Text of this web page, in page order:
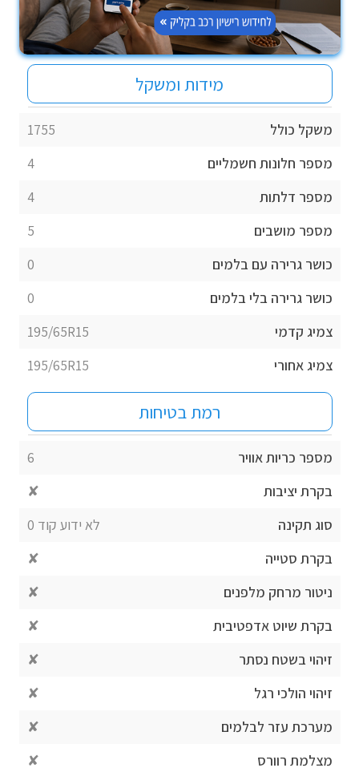
מידות ומשקל
משקל כולל
1755
מספר חלונות חשמליים
4
מספר דלתות
4
מספר מושבים
5
כושר גרירה עם בלמים
0
כושר גרירה בלי בלמים
0
צמיג קדמי
195/65R15
צמיג אחורי
195/65R15
רמת בטיחות
מספר כריות אוויר
6
בקרת יציבות
✘
סוג תקינה
לא ידוע קוד 0
בקרת סטייה
✘
ניטור מרחק מלפנים
✘
בקרת שיוט אדפטיבית
✘
זיהוי בשטח נסתר
✘
זיהוי הולכי רגל
✘
מערכת עזר לבלמים
✘
מצלמת רוורס
✘